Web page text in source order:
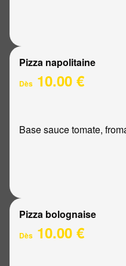
Pizza napolitaine
Dès 10.00 €
Base sauce tomate,
Pizza bolognaise
Dès 10.00 €